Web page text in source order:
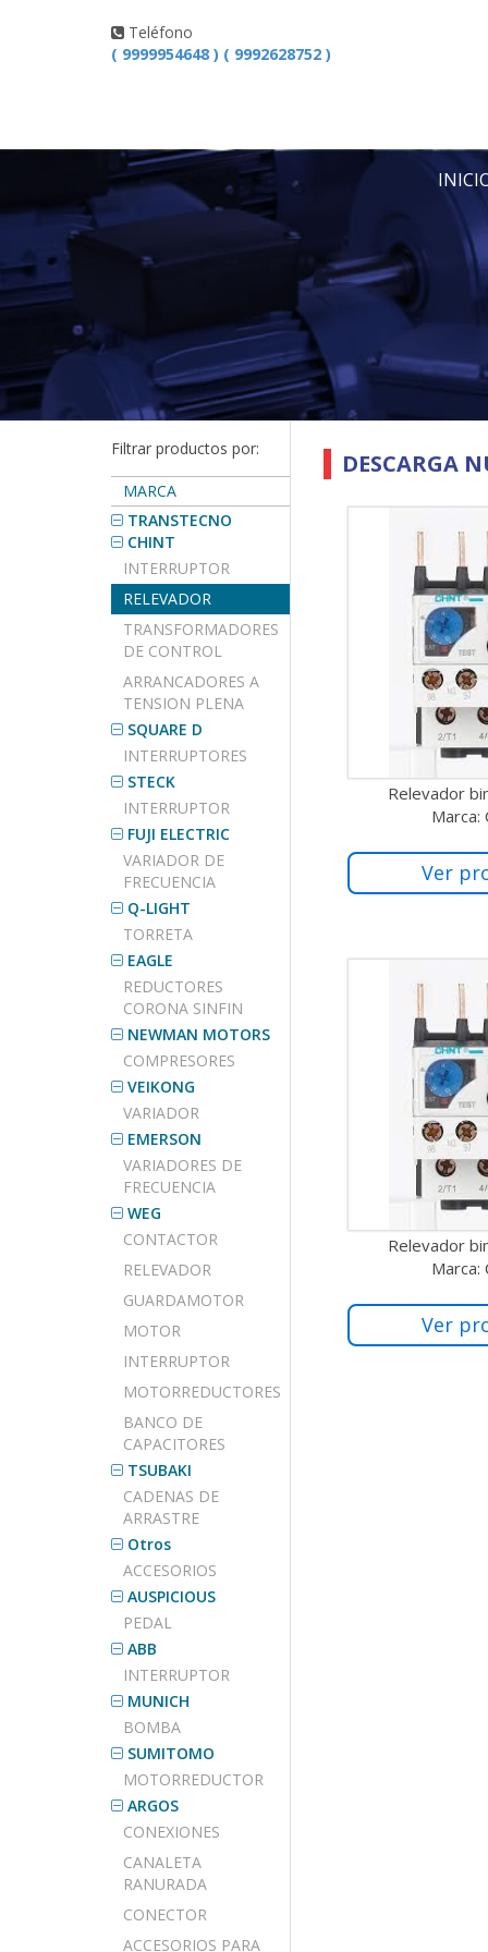
Teléfono
( 9999954648 ) ( 9992628752 )
Filtrar productos por:
MARCA
TRANSTECNO
CHINT
INTERRUPTOR
RELEVADOR
TRANSFORMADORES
DE CONTROL
ARRANCADORES A
TENSION PLENA
SQUARE D
INTERRUPTORES
STECK
INTERRUPTOR
FUJI ELECTRIC
VARIADOR DE
FRECUENCIA
Q-LIGHT
TORRETA
EAGLE
REDUCTORES
CORONA SINFIN
NEWMAN MOTORS
COMPRESORES
VEIKONG
VARIADOR
EMERSON
VARIADORES DE
FRECUENCIA
WEG
CONTACTOR
RELEVADOR
GUARDAMOTOR
MOTOR
INTERRUPTOR
MOTORREDUCTORES
BANCO DE
CAPACITORES
TSUBAKI
CADENAS DE
ARRASTRE
Otros
ACCESORIOS
AUSPICIOUS
PEDAL
ABB
INTERRUPTOR
MUNICH
BOMBA
SUMITOMO
MOTORREDUCTOR
ARGOS
CONEXIONES
CANALETA
RANURADA
CONECTOR
ACCESORIOS PARA
DESCARGA
Relevador
Marca:
Ver
Relevador
Marca:
Ver